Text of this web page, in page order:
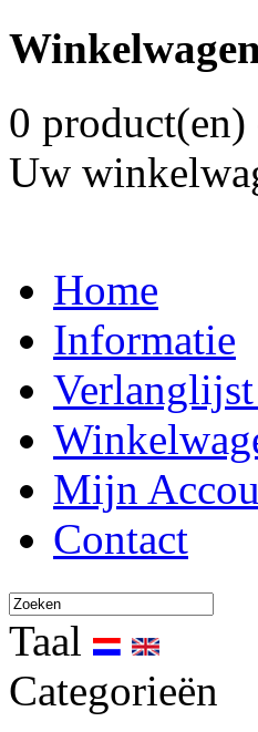
0 product(en)
Uw
Home
Informatie
Mijn
Contact
Taal
Categorieën